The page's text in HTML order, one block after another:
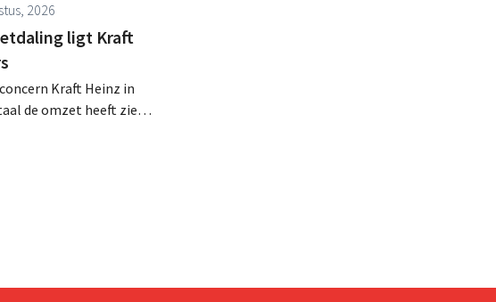
2026
ligt Kraft
Kraft Heinz in
de omzet heeft zien